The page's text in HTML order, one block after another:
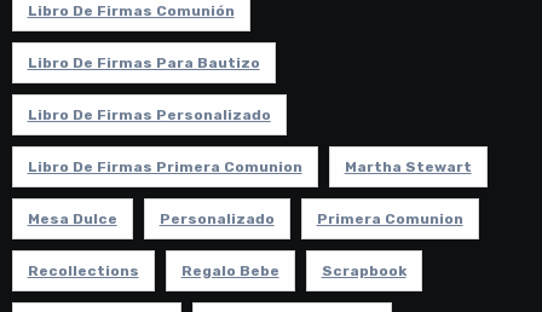
Libro De Firmas Comunión
Libro De Firmas Para Bautizo
Libro De Firmas Personalizado
Libro De Firmas Primera Comunion Martha Stewart
Mesa Dulce Personalizado Primera Comunion
Recollections Regalo Bebe Scrapbook